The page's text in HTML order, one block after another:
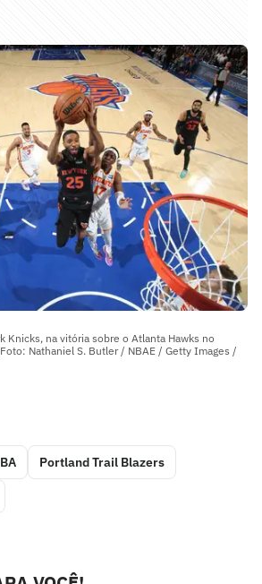
Knicks, na vitória sobre o Atlanta Hawks no
Nathaniel S. Butler / NBAE / Getty Images /
Portland Trail Blazers